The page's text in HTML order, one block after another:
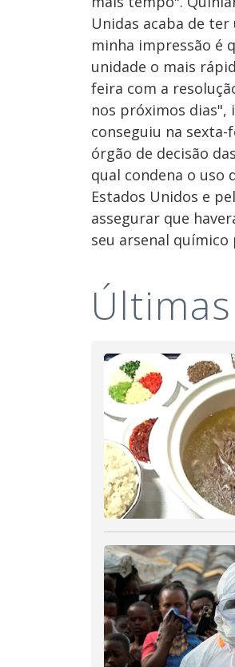
Unidas acaba de
minha impressão é
unidade o mais
feira com a
nos próximos dias",
conseguiu na
órgão de decisão
qual condena o uso
Estados Unidos e
assegurar que
seu arsenal
Últimas